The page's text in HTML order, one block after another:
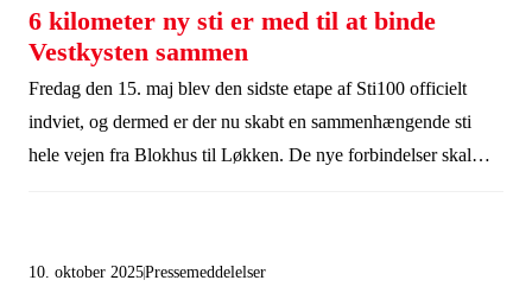
6 kilometer ny sti er med til at binde
Vestkysten sammen
Fredag den 15. maj blev den sidste etape af Sti100 officielt
indviet, og dermed er der nu skabt en sammenhængende sti
hele vejen fra Blokhus til Løkken. De nye forbindelser skal
10. oktober 2025Pressemeddelelser